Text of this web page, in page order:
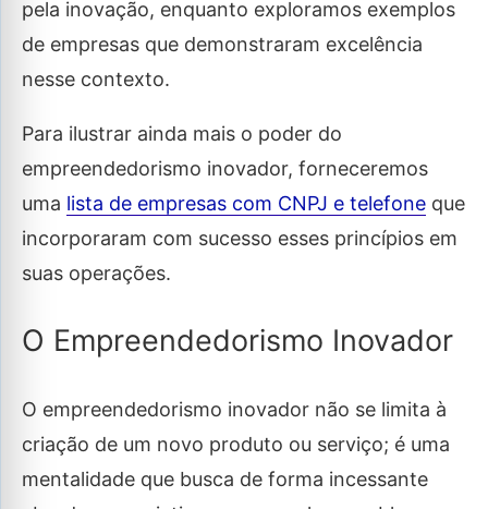
pela inovação, enquanto exploramos exemplos
de empresas que demonstraram excelência
nesse contexto.
Para ilustrar ainda mais o poder do
empreendedorismo inovador, forneceremos
uma lista de empresas com CNPJ e telefone que
incorporaram com sucesso esses princípios em
suas operações.
O Empreendedorismo Inovador
O empreendedorismo inovador não se limita à
criação de um novo produto ou serviço; é uma
mentalidade que busca de forma incessante